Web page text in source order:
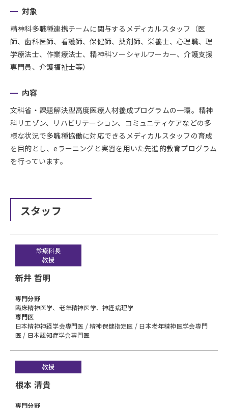
対象
精神科多職種連携チームに関与するメディカルスタッフ（医
師、歯科医師、看護師、保健師、薬剤師、栄養士、心理職、理
学療法士、作業療法士、精神科ソーシャルワーカー、介護支援
専門員、介護福祉士等）
内容
文科省・課題解決型高度医療人材養成プログラムの一環。精神
科リエゾン、リハビリテーション、コミュニティケアなどの多
様な状況で多職種協働に対応できるメディカルスタッフの育成
を目的とし、eラーニングと実習を用いた先進的教育プログラム
を行っています。
スタッフ
診療科長
教授
新井 哲明
専⾨分野
臨床精神医学、老年精神医学、神経病理学
専門医
日本精神神経学会専門医 / 精神保健指定医 / 日本老年精神医学会専門
医 / 日本認知症学会専門医
教授
根本 清貴
専⾨分野